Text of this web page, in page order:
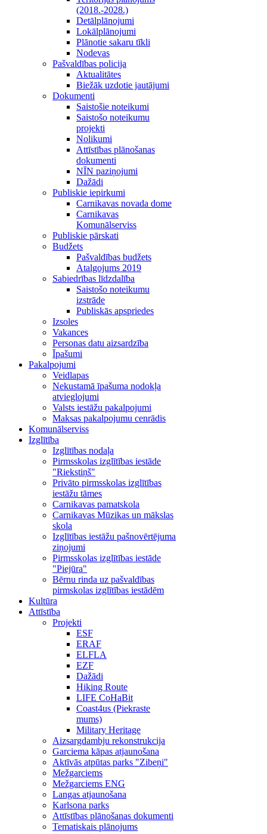
(2018.-2028.)
Detālplānojumi
Lokālplānojumi
Plānotie sakaru tīkli
Nodevas
Pašvaldības policija
Aktualitātes
Biežāk uzdotie jautājumi
Dokumenti
Saistošie noteikumi
Saistošo noteikumu
projekti
Nolikumi
Attīstības plānošanas
dokumenti
NĪN paziņojumi
Dažādi
Publiskie iepirkumi
Carnikavas novada dome
Carnikavas
Komunālserviss
Publiskie pārskati
Budžets
Pašvaldības budžets
Atalgojums 2019
Sabiedrības līdzdalība
Saistošo noteikumu
izstrāde
Publiskās apspriedes
Izsoles
Vakances
Personas datu aizsardzība
Īpašumi
Pakalpojumi
Veidlapas
Nekustamā īpašuma nodokļa
atvieglojumi
Valsts iestāžu pakalpojumi
Maksas pakalpojumu cenrādis
Komunālserviss
Izglītība
Izglītības nodaļa
Pirmsskolas izglītības iestāde
"Riekstiņš"
Privāto pirmsskolas izglītības
iestāžu tāmes
Carnikavas pamatskola
Carnikavas Mūzikas un mākslas
skola
Izglītības iestāžu pašnovērtējuma
ziņojumi
Pirmsskolas izglītības iestāde
"Piejūra"
Bērnu rinda uz pašvaldības
pirmskolas izglītības iestādēm
Kultūra
Attīstība
Projekti
ESF
ERAF
ELFLA
EZF
Dažādi
Hiking Route
LIFE CoHaBit
Coast4us (Piekraste
mums)
Military Heritage
Aizsargdambju rekonstrukcija
Garciema kāpas atjaunošana
Aktīvās atpūtas parks "Zibeņi"
Mežgarciems
Mežgarciems ENG
Langas atjaunošana
Karlsona parks
Attīstības plānošanas dokumenti
Tematiskais plānojums